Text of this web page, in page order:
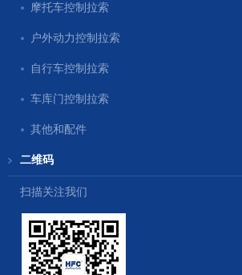
摩托车控制拉索
户外动力控制拉索
自行车控制拉索
车库门控制拉索
其他和配件
二维码
扫描关注我们